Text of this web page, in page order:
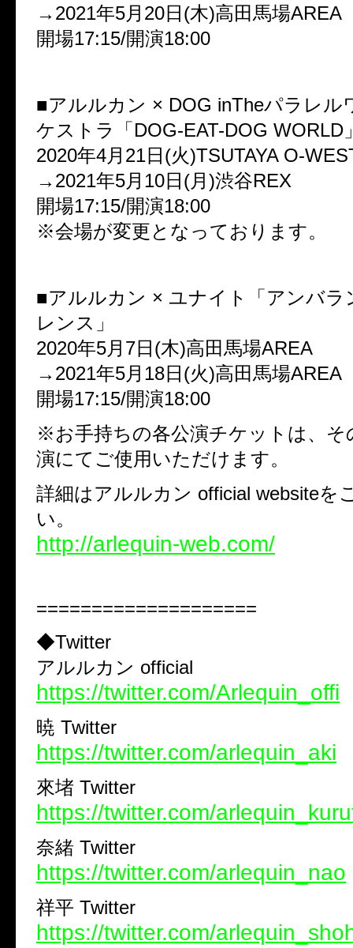
→2021年5月20日(木)高田馬場AREA
開場17:15/開演18:00
■アルルカン × DOG inTheパラレル
ケストラ「DOG-EAT-DOG WORLD
2020年4月21日(火)TSUTAYA O-
→2021年5月10日(月)渋谷REX
開場17:15/開演18:00
※会場が変更となっております。
■アルルカン × ユナイト「アンバラ
レンス」
2020年5月7日(木)高田馬場AREA
→2021年5月18日(火)高田馬場AREA
開場17:15/開演18:00
※お手持ちの各公演チケットは、そ
演にてご使用いただけます。
詳細はアルルカン official websiteを
い。
http://arlequin-web.com/
====================
◆Twitter
アルルカン official
https://twitter.com/Arlequin_offi
暁 Twitter
https://twitter.com/arlequin_aki
來堵 Twitter
https://twitter.com/
奈緒 Twitter
https://twitter.com/arlequin_nao
祥平 Twitter
https://twitter.com/